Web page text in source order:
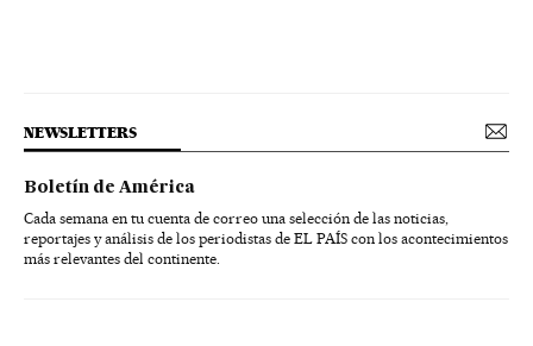
NEWSLETTERS
Boletín de América
Cada semana en tu cuenta de correo una selección de las noticias,
reportajes y análisis de los periodistas de EL PAÍS con los acontecimientos
más relevantes del continente.